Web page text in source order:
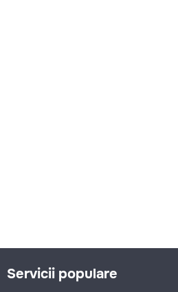
Servicii populare